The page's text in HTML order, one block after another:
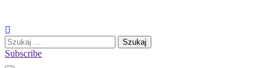
content
Szukaj:
Subscribe